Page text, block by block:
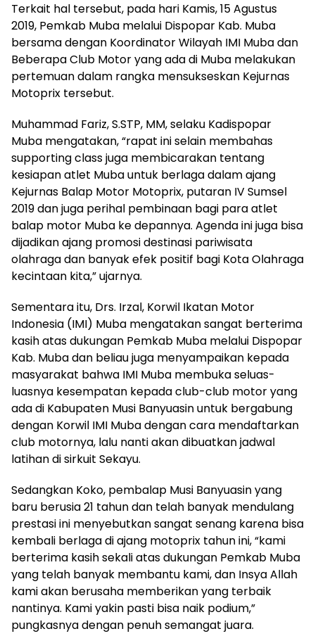
Terkait hal tersebut, pada hari Kamis, 15 Agustus
2019, Pemkab Muba melalui Dispopar Kab. Muba
bersama dengan Koordinator Wilayah IMI Muba dan
Beberapa Club Motor yang ada di Muba melakukan
pertemuan dalam rangka mensukseskan Kejurnas
Motoprix tersebut.
Muhammad Fariz, S.STP, MM, selaku Kadispopar
Muba mengatakan, “rapat ini selain membahas
supporting class juga membicarakan tentang
kesiapan atlet Muba untuk berlaga dalam ajang
Kejurnas Balap Motor Motoprix, putaran IV Sumsel
2019 dan juga perihal pembinaan bagi para atlet
balap motor Muba ke depannya. Agenda ini juga bisa
dijadikan ajang promosi destinasi pariwisata
olahraga dan banyak efek positif bagi Kota Olahraga
kecintaan kita,” ujarnya.
Sementara itu, Drs. Irzal, Korwil Ikatan Motor
Indonesia (IMI) Muba mengatakan sangat berterima
kasih atas dukungan Pemkab Muba melalui Dispopar
Kab. Muba dan beliau juga menyampaikan kepada
masyarakat bahwa IMI Muba membuka seluas-
luasnya kesempatan kepada club-club motor yang
ada di Kabupaten Musi Banyuasin untuk bergabung
dengan Korwil IMI Muba dengan cara mendaftarkan
club motornya, lalu nanti akan dibuatkan jadwal
latihan di sirkuit Sekayu.
Sedangkan Koko, pembalap Musi Banyuasin yang
baru berusia 21 tahun dan telah banyak mendulang
prestasi ini menyebutkan sangat senang karena bisa
kembali berlaga di ajang motoprix tahun ini, “kami
berterima kasih sekali atas dukungan Pemkab Muba
yang telah banyak membantu kami, dan Insya Allah
kami akan berusaha memberikan yang terbaik
nantinya. Kami yakin pasti bisa naik podium,”
pungkasnya dengan penuh semangat juara.